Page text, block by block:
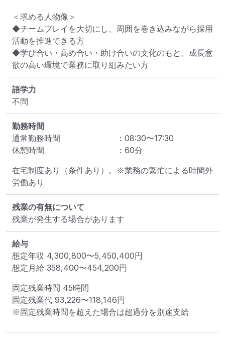
＜求める人物像＞
◆チームプレイを大切にし、周囲を巻き込みながら採用
活動を推進できる方
◆学び合い・高め合い・助け合いの文化のもと、成長意
欲の高い環境で業務に取り組みたい方
語学力
不問
勤務時間
通常勤務時間
： 08:30〜17:30
休憩時間
： 60分
在宅制度あり（条件あり）。※業務の繁忙による時間外
労働あり
残業の有無について
残業が発生する場合があります
給与
想定年収 4,300,800〜5,450,400円
想定月給 358,400〜454,200円
固定残業時間 45時間
固定残業代 93,226〜118,146円
※固定残業時間を超えた場合は超過分を別途支給